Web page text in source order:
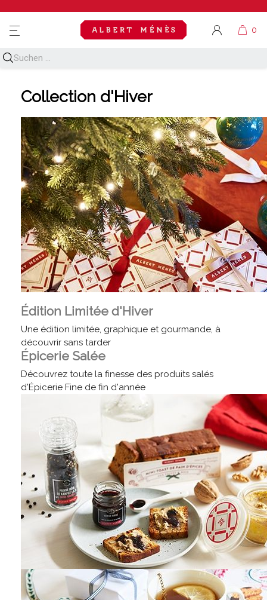
MENU
Collection d'Hiver
Édition Limitée d'Hiver
Une édition limitée, graphique et gourmande, à
découvrir sans tarder
Épicerie Salée
Découvrez toute la finesse des produits salés
d'Épicerie Fine de fin d'année